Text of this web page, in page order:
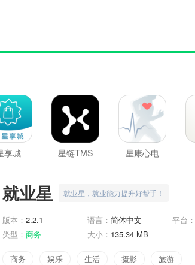
享城 星链TMS 星康心电
就业星 就业星，就业能力提升好帮手！
版本： 2.2.1 语言： 简体中文 平台：
类型： 商务 大小： 135.34 MB
商务 娱乐 生活 摄影 旅游